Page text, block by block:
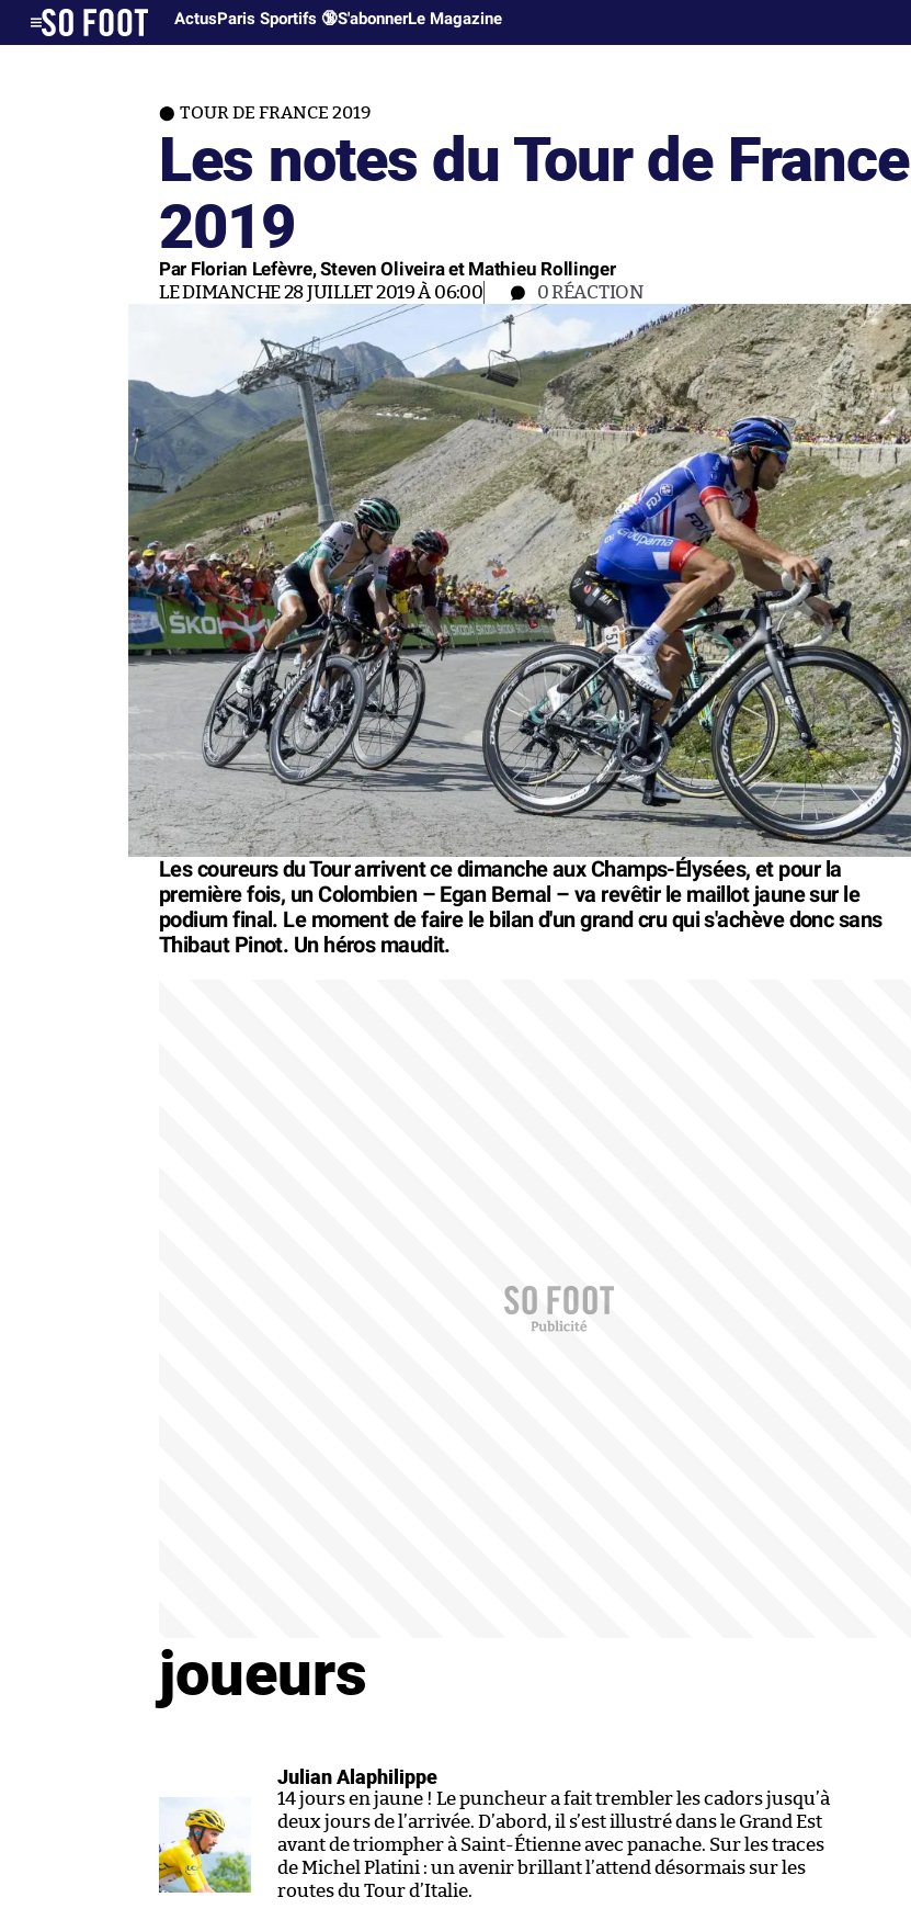
ActusParis Sportifs 🔞S'abonnerLe Magazine
TOUR DE FRANCE 2019
Les notes du Tour de France
2019
Par Florian Lefèvre, Steven Oliveira et Mathieu Rollinger
LE DIMANCHE 28 JUILLET 2019 À 06:00 0RÉACTION
Les coureurs du Tour arrivent ce dimanche aux Champs-Élysées, et pour la
première fois, un Colombien – Egan Bernal – va revêtir le maillot jaune sur le
podium final. Le moment de faire le bilan d'un grand cru qui s'achève donc sans
Thibaut Pinot. Un héros maudit.
joueurs
Julian Alaphilippe
14 jours en jaune ! Le puncheur a fait trembler les cadors jusqu’à
deux jours de l’arrivée. D’abord, il s’est illustré dans le Grand Est
avant de triompher à Saint-Étienne avec panache. Sur les traces
de Michel Platini : un avenir brillant l’attend désormais sur les
routes du Tour d’Italie.